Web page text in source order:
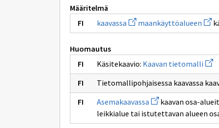
Määritelmä
kaavassa Avaa
uuden
ikkunan
maankäyttöalueen Avaa
Huomautus
Käsitekaavio: Kaavan tietomalli Avaa
Tietomallipohjaisessa kaavassa
Asemakaavassa Avaa
uuden
ikkunan
sivulle
kaavan osa-
leikkialue tai istutettavan alueen